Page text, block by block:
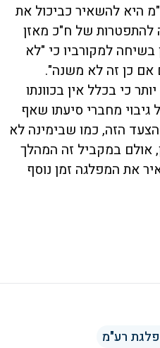
היא להשאיר כביכול את
להתפטרות של ח"כ מאזן
למקורביו כי "לא
אם כן זה לא משנה".
כי בכלל אין בכוונתו
מחברי סיעתו שאף
הזה, כמו שבימינה לא
אולם במקביל זה המהלך
את המפלגה זמן נוסף
רע"מ